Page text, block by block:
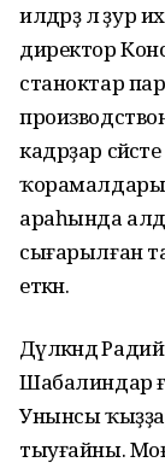
илдәрҙә лә
директор
станоктар
кадрҙар
ҡорамалдары
араһында
сығарылған
еткән.
Дәүләкәндә
Шабалиндар
Унынсы
тыуғайны.